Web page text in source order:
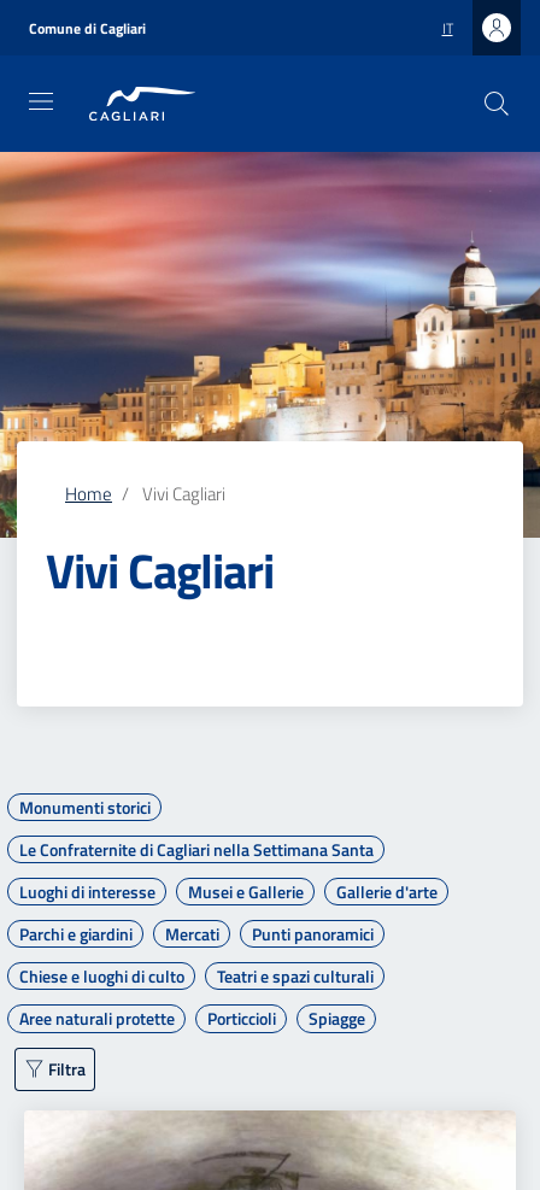
Comune di Cagliari IT
Home Vivi Cagliari
Vivi Cagliari
Monumenti storici
Le Confraternite di Cagliari nella Settimana Santa
Luoghi di interesse
Musei e Gallerie
Gallerie d'arte
Parchi e giardini
Mercati
Punti panoramici
Chiese e luoghi di culto
Teatri e spazi culturali
Aree naturali protette
Porticcioli Spiagge
Filtra